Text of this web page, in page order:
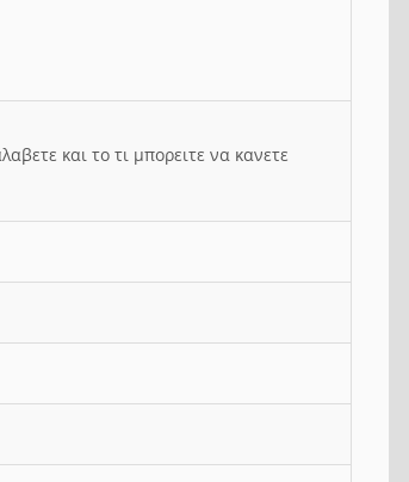
και το τι μπορειτε να κανετε